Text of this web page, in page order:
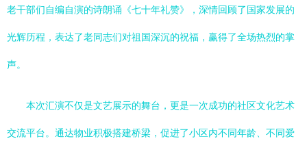
老干部们自编自演的诗朗诵《七十年礼赞》，深情回顾了国家发展的
光辉历程，表达了老同志们对祖国深沉的祝福，赢得了全场热烈的掌
声。
本次汇演不仅是文艺展示的舞台，更是一次成功的社区文化艺术
交流平台。通达物业积极搭建桥梁，促进了小区内不同年龄、不同爱